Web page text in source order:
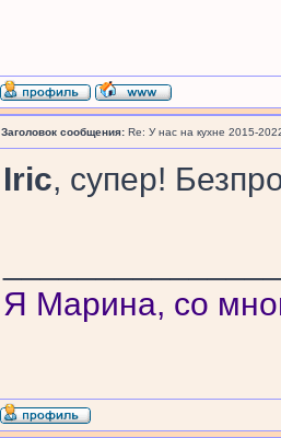
Заголовок сообщения: Re: У нас на кухне 2015-
Iric, супер!
Я Марина, со